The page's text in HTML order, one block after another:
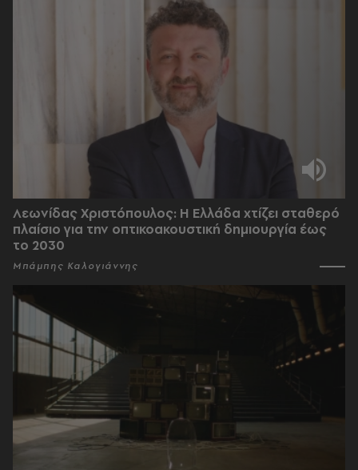
Λεωνίδας Χριστόπουλος: Η Ελλάδα χτίζει σταθερό
πλαίσιο για την οπτικοακουστική δημιουργία έως
το 2030
Μπάμπης Καλογιάννης